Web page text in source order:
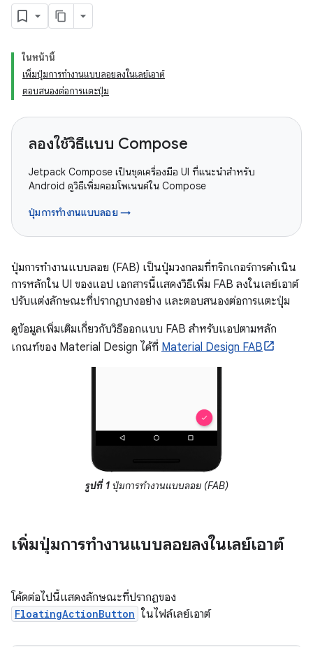
ในหน้านี้
เพิ่มปุ่มการทำงานแบบลอยลงในเลย์เอาต์
ตอบสนองต่อการแตะปุ่ม
ลองใช้วิธีแบบ Compose
Jetpack Compose เป็นชุดเครื่องมือ UI ที่แนะนำสำหรับ
Android ดูวิธีเพิ่มคอมโพเนนต์ใน Compose
ปุ่มการทำงานแบบลอย →
ปุ่มการทำงานแบบลอย (FAB) เป็นปุ่มวงกลมที่ทริกเกอร์การดำเนิน
การหลักใน UI ของแอป เอกสารนี้แสดงวิธีเพิ่ม FAB ลงในเลย์เอาต์
ปรับแต่งลักษณะที่ปรากฏบางอย่าง และตอบสนองต่อการแตะปุ่ม
ดูข้อมูลเพิ่มเติมเกี่ยวกับวิธีออกแบบ FAB สำหรับแอปตามหลัก
เกณฑ์ของ Material Design ได้ที่ Material Design FAB
รูปที่ 1ปุ่มการทำงานแบบลอย (FAB)
เพิ่มปุ่มการทำงานแบบลอยลงในเลย์เอาต์
โค้ดต่อไปนี้แสดงลักษณะที่ปรากฏของ
FloatingActionButton ในไฟล์เลย์เอาต์